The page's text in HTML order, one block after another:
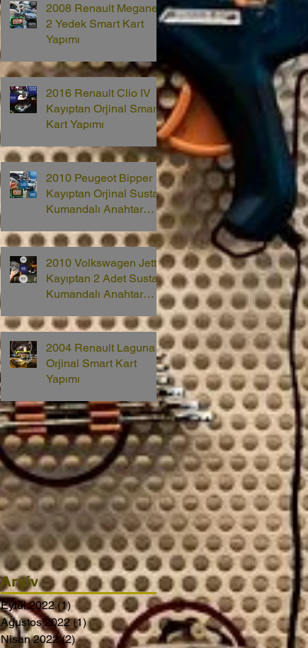
2008 Renault Megane
2 Yedek Smart Kart
Yapımı
2016 Renault Clio IV
Kayıptan Orjinal Smart
Kart Yapımı
2010 Peugeot Bipper
Kayıptan Orjinal Sustalı
Kumandalı Anahtar
2010 Volkswagen Jetta
Kayıptan 2 Adet Sustalı
Kumandalı Anahtar
2004 Renault Laguna 2
Orjinal Smart Kart
Yapımı
Arşiv
Eylül 2022 (1) 1 yazı
Ağustos 2022 (1)1 yazı
Nisan 2022 (2)2 yazı